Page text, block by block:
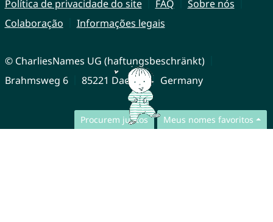
Procurem juntos Meus nomes favoritos
Política de privacidade do site
FAQ
Sobre nós
Colaboração
Informações legais
© CharliesNames UG (haftungsbeschränkt)
Brahmsweg 6
85221 Dachau Germany